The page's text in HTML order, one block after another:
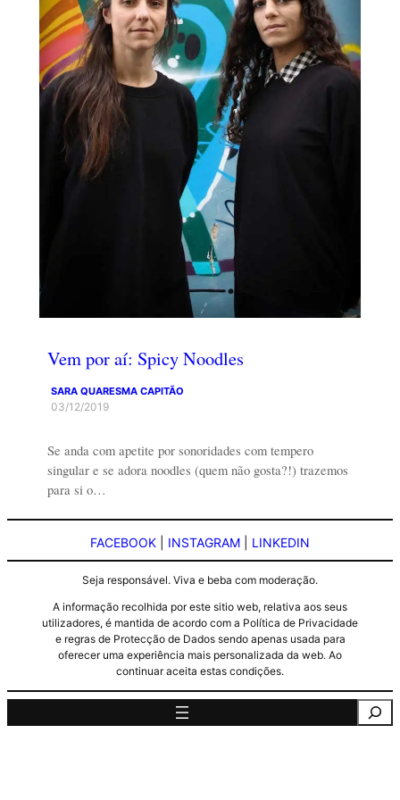
Vem por aí: Spicy Noodles
SARA QUARESMA CAPITÃO
03/12/2019
Se anda com apetite por sonoridades com tempero
singular e se adora noodles (quem não gosta?!) trazemos
para si o…
FACEBOOK INSTAGRAM LINKEDIN
Seja responsável. Viva e beba com moderação.
A informação recolhida por este sitio web, relativa aos seus
utilizadores, é mantida de acordo com a Política de Privacidade
e regras de Protecção de Dados sendo apenas usada para
oferecer uma experiência mais personalizada da web. Ao
continuar aceita estas condições.